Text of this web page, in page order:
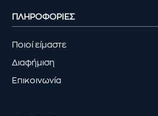
ΠΛΗΡΟΦΟΡΙΕΣ
Ποιοί είμαστε
Διαφήμιση
Επικοινωνία